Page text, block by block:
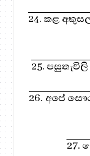
24. කළ
25.
26. අපේ
27.